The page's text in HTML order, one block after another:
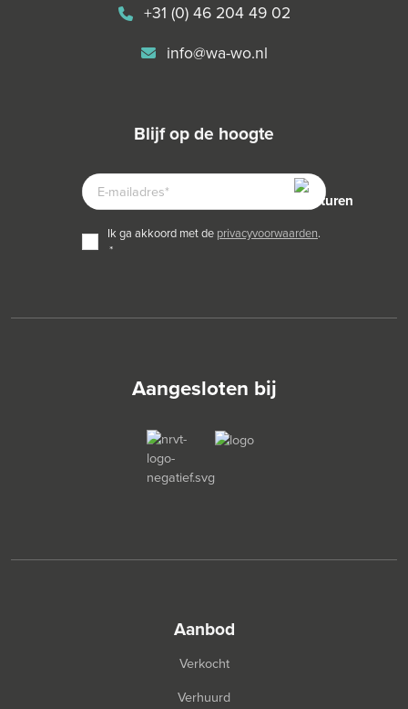
+31 (0) 46 204 49 02
info@wa-wo.nl
blijf op de hoogte
E-
MAILADRES
TOESTEMMING
*
ik ga akkoord met de privacyvoorwaarden.
*
Aangesloten bij
aanbod
Verkocht
Verhuurd